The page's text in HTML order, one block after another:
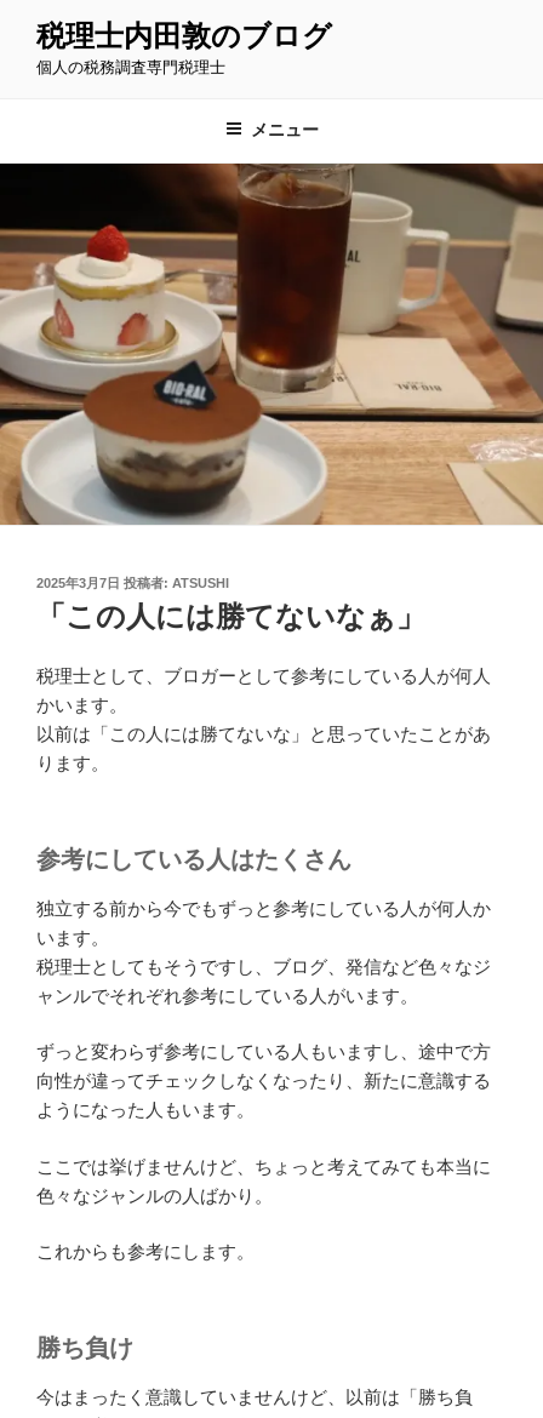
税理士内田敦のブログ
個人の税務調査専門税理士
メニュー
投
2025年3月7日 投稿者: ATSUSHI
「この人には勝てないなぁ」
税理士として、ブロガーとして参考にしている人が何人
かいます。
以前は「この人には勝てないな」と思っていたことがあ
ります。
参考にしている人はたくさん
独立する前から今でもずっと参考にしている人が何人か
います。
税理士としてもそうですし、ブログ、発信など色々なジ
ャンルでそれぞれ参考にしている人がいます。
ずっと変わらず参考にしている人もいますし、途中で方
向性が違ってチェックしなくなったり、新たに意識する
ようになった人もいます。
ここでは挙げませんけど、ちょっと考えてみても本当に
色々なジャンルの人ばかり。
これからも参考にします。
勝ち負け
今はまったく意識していませんけど、以前は「勝ち負